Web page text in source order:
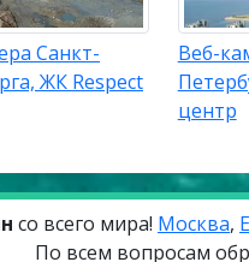
Санкт-
ЖК Respect
Веб-
центр
со всего мира! Москва,
По всем вопросам